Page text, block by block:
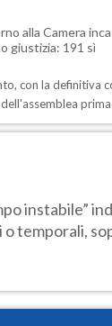
alla Camera
giustizia: 191 sì
con la definitiva
instabile”
o temporali,